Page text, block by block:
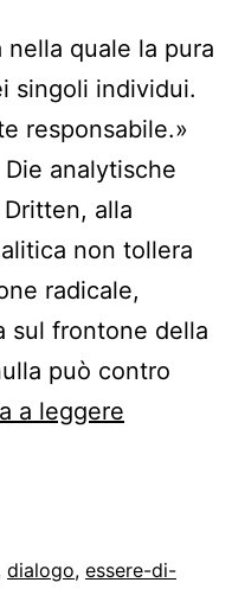
nella quale la pura
singoli individui.
responsabile.»
analytische
alla
non tollera
radicale,
sul frontone della
può contro
a leggere
tollera
dialogo, essere-di-